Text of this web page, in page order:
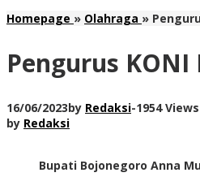
Homepage » Olahraga »
Pengurus
16/06/2023by Redaksi-1954 Views
by Redaksi
Bupati Bojonegoro Anna